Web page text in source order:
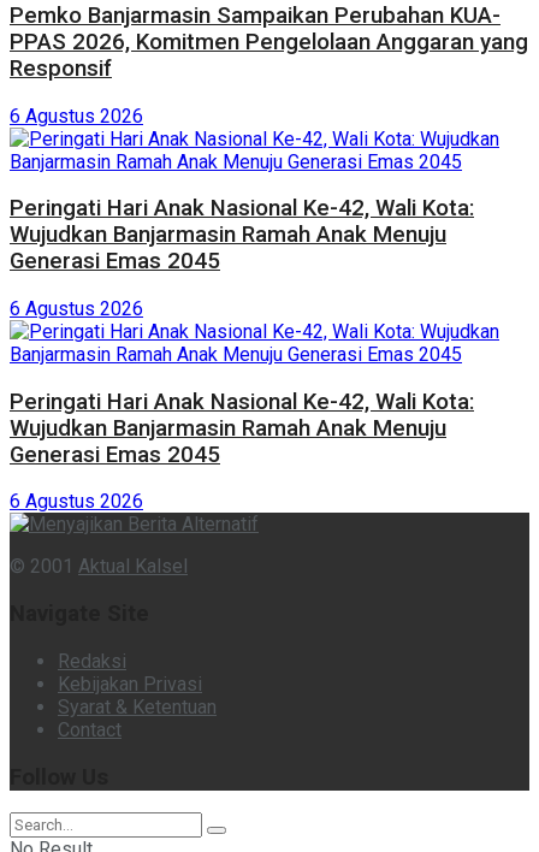
Pemko Banjarmasin Sampaikan Perubahan KUA-
PPAS 2026, Komitmen Pengelolaan Anggaran yang
Responsif
6 Agustus 2026
Peringati Hari Anak Nasional Ke-42, Wali Kota:
Wujudkan Banjarmasin Ramah Anak Menuju
Generasi Emas 2045
6 Agustus 2026
Peringati Hari Anak Nasional Ke-42, Wali Kota:
Wujudkan Banjarmasin Ramah Anak Menuju
Generasi Emas 2045
6 Agustus 2026
© 2001 Aktual Kalsel
Redaksi
Kebijakan Privasi
Syarat & Ketentuan
Contact